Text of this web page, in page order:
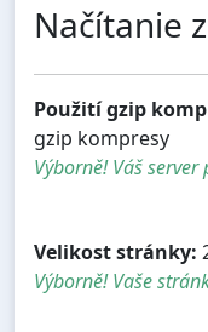
Načítanie
Použití gzip
gzip kompresy
Výborně! Váš
Velikost stránky:
Výborně! Vaše